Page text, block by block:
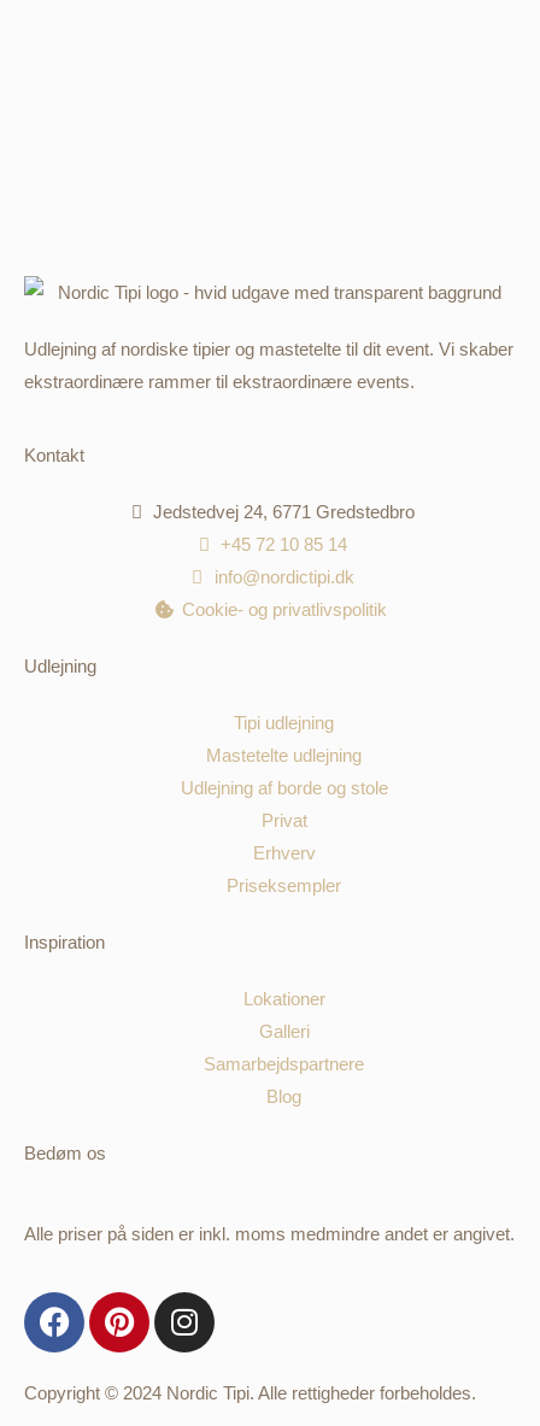
Udlejning af nordiske tipier og mastetelte til dit event. Vi skaber
ekstraordinære rammer til ekstraordinære events.
Kontakt
Jedstedvej 24, 6771 Gredstedbro
+45 72 10 85 14
info@nordictipi.dk
Cookie- og privatlivspolitik
Udlejning
Tipi udlejning
Mastetelte udlejning
Udlejning af borde og stole
Privat
Erhverv
Priseksempler
Inspiration
Lokationer
Galleri
Samarbejdspartnere
Blog
Bedøm os
Copyright © 2024 Nordic Tipi. Alle rettigheder forbeholdes.
Alle priser på siden er inkl. moms medmindre andet er angivet.